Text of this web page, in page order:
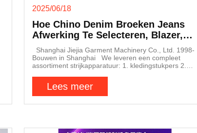
2025/06/18
Hoe Chino Denim Broeken Jeans
Afwerking Te Selecteren, Blazer,
Topper
Shanghai Jiejia Garment Machinery Co., Ltd. 1998-
Bouwen in Shanghai We leveren een compleet
assortiment strijkapparatuur: 1. kledingstukpers 2.
jeans/chino/denim worden verhoogd? (1 A). Kies een
goede strijkijzer / topper. Jiejia VTH-288C is het juiste
model. (2 V. Hoe snel werkt VTH-288C? (2 A). VTH-
de contactpersoon van SHANGHAI JIEJIA te vinden:
Lees meer